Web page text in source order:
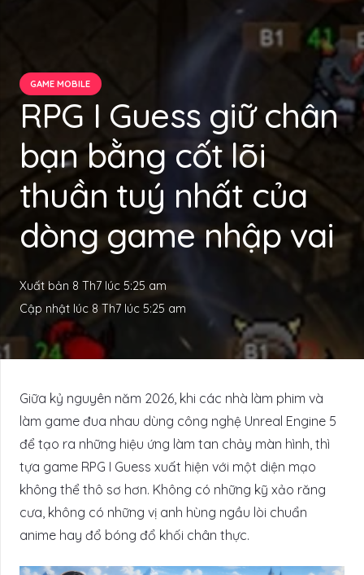
GAME MOBILE
RPG I Guess giữ chân
bạn bằng cốt lõi
thuần tuý nhất của
dòng game nhập vai
Xuất bản 8 Th7 lúc 5:25 am
Cập nhật lúc 8 Th7 lúc 5:25 am
Giữa kỷ nguyên năm 2026, khi các nhà làm phim và
làm game đua nhau dùng công nghệ Unreal Engine 5
để tạo ra những hiệu ứng làm tan chảy màn hình, thì
tựa game RPG I Guess xuất hiện với một diện mạo
không thể thô sơ hơn. Không có những kỹ xảo răng
cưa, không có những vị anh hùng ngầu lòi chuẩn
anime hay đổ bóng đổ khối chân thực.